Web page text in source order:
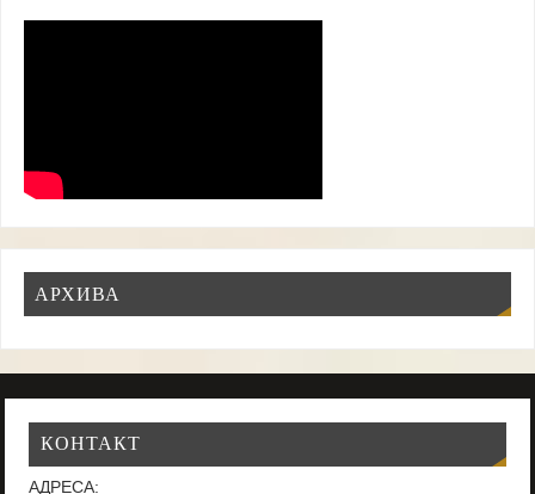
АРХИВА
КОНТАКТ
АДРЕСА: